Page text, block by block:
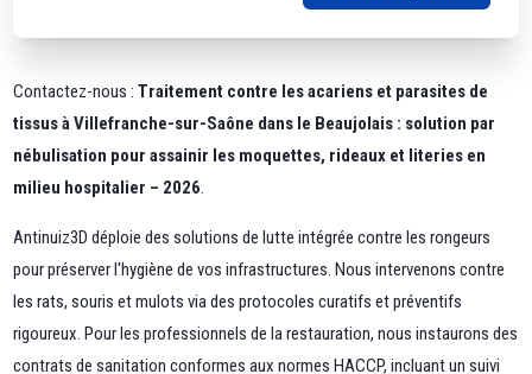
Contactez-nous :Traitement contre les acariens et parasites de
tissus à Villefranche-sur-Saône dans le Beaujolais : solution par
nébulisation pour assainir les moquettes, rideaux et literies en
milieu hospitalier – 2026.
Antinuiz3D déploie des solutions de lutte intégrée contre les rongeurs
pour préserver l'hygiène de vos infrastructures. Nous intervenons contre
les rats, souris et mulots via des protocoles curatifs et préventifs
rigoureux. Pour les professionnels de la restauration, nous instaurons des
contrats de sanitation conformes aux normes HACCP, incluant un suivi